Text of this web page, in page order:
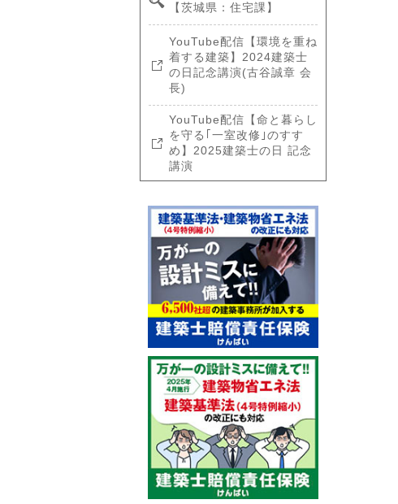
【茨城県：住宅課】
YouTube配信【環境を重ね
着する建築】2024建築士
の日記念講演(古谷誠章 会
長)
YouTube配信【命と暮らし
を守る｢一室改修｣のすす
め】2025建築士の日 記念
講演